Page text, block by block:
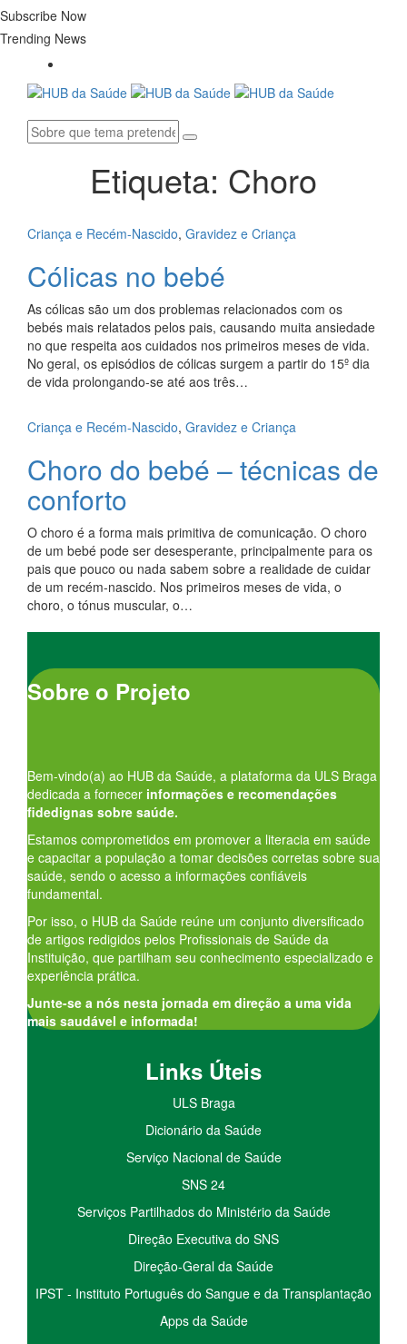
Subscribe Now
Trending News
Etiqueta: Choro
Criança e Recém-Nascido, Gravidez e Criança
Cólicas no bebé
As cólicas são um dos problemas relacionados com os
bebés mais relatados pelos pais, causando muita ansiedade
no que respeita aos cuidados nos primeiros meses de vida.
No geral, os episódios de cólicas surgem a partir do 15º dia
de vida prolongando-se até aos três…
Criança e Recém-Nascido, Gravidez e Criança
Choro do bebé – técnicas de
conforto
O choro é a forma mais primitiva de comunicação. O choro
de um bebé pode ser desesperante, principalmente para os
pais que pouco ou nada sabem sobre a realidade de cuidar
de um recém-nascido. Nos primeiros meses de vida, o
choro, o tónus muscular, o…
Sobre o Projeto
Bem-vindo(a) ao HUB da Saúde, a plataforma da ULS Braga
dedicada a fornecer informações e recomendações
fidedignas sobre saúde.
Estamos comprometidos em promover a literacia em saúde
e capacitar a população a tomar decisões corretas sobre sua
saúde, sendo o acesso a informações confiáveis
fundamental.
Por isso, o HUB da Saúde reúne um conjunto diversificado
de artigos redigidos pelos Profissionais de Saúde da
Instituição, que partilham seu conhecimento especializado e
experiência prática.
Junte-se a nós nesta jornada em direção a uma vida
mais saudável e informada!
Links Úteis
ULS Braga
Dicionário da Saúde
Serviço Nacional de Saúde
SNS 24
Serviços Partilhados do Ministério da Saúde
Direção Executiva do SNS
Direção-Geral da Saúde
IPST - Instituto Português do Sangue e da Transplantação
Apps da Saúde